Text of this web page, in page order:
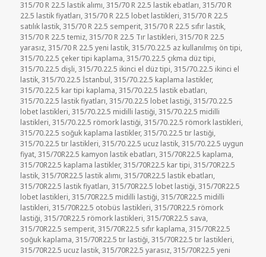
315/70 R 22.5 lastik alımı,315/70 R 22.5 lastik ebatları,315/70 R
22.5 lastik fiyatları,315/70 R 22.5 lobet lastikleri,315/70 R 22.5
satılık lastik,315/70 R 22.5 semperit,315/70 R 22.5 sıfır lastik,
315/70 R 22.5 temiz,315/70 R 22.5 Tır lastikleri,315/70 R 22.5
yarasız,315/70 R 22.5 yeni lastik,315/70.22.5 az kullanılmış ön tipi,
315/70.22.5 çeker tipi kaplama,315/70.22.5 çıkma düz tipi,
315/70.22.5 dişli,315/70.22.5 ikinci el düz tipi,315/70.22.5 ikinci el
lastik,315/70.22.5 İstanbul,315/70.22.5 kaplama lastikler,
315/70.22.5 kar tipi kaplama,315/70.22.5 lastik ebatları,
315/70.22.5 lastik fiyatları,315/70.22.5 lobet lastiği,315/70.22.5
lobet lastikleri,315/70.22.5 midilli lastiği,315/70.22.5 midilli
lastikleri,315/70.22.5 römork lastiği,315/70.22.5 römork lastikleri,
315/70.22.5 soğuk kaplama lastikler,315/70.22.5 tır lastiği,
315/70.22.5 tır lastikleri,315/70.22.5 ucuz lastik,315/70.22.5 uygun
fiyat,315/70R22.5 kamyon lastik ebatları,315/70R22.5 kaplama,
315/70R22.5 kaplama lastikler,315/70R22.5 kar tipi,315/70R22.5
lastik,315/70R22.5 lastik alımı,315/70R22.5 lastik ebatları,
315/70R22.5 lastik fiyatları,315/70R22.5 lobet lastiği,315/70R22.5
lobet lastikleri,315/70R22.5 midilli lastiği,315/70R22.5 midilli
lastikleri,315/70R22.5 otobüs lastikleri,315/70R22.5 römork
lastiği,315/70R22.5 römork lastikleri,315/70R22.5 sava,
315/70R22.5 semperit,315/70R22.5 sıfır kaplama,315/70R22.5
soğuk kaplama,315/70R22.5 tır lastiği,315/70R22.5 tır lastikleri,
315/70R22.5 ucuz lastik,315/70R22.5 yarasız,315/70R22.5 yeni